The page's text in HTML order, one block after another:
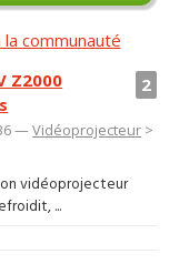
communauté
2
Z2000
—Vidéoprojecteur >
vidéoprojecteur
...